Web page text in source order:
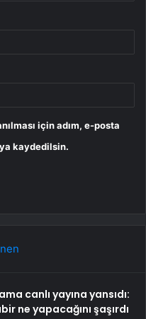
için adım, e-posta
kaydedilsin.
canlı yayına yansıdı:
ne yapacağını şaşırdı